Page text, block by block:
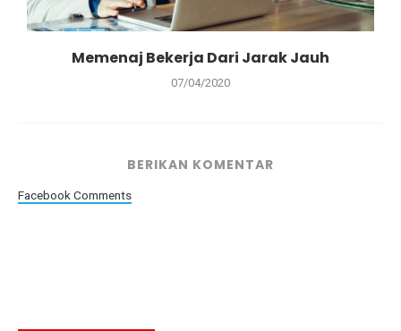
Memenaj Bekerja Dari Jarak Jauh
07/04/2020
BERIKAN KOMENTAR
Facebook Comments